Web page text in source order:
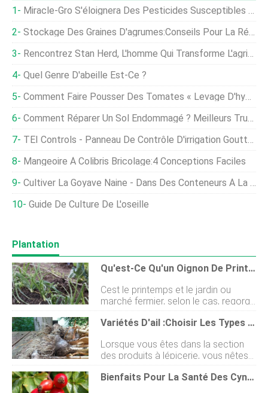
Miracle-Gro S'éloignera Des Pesticides Susceptibles De Tuer Les Abeilles
Stockage Des Graines D'agrumes:Conseils Pour La Récolte Des Graines D'agrumes
Rencontrez Stan Herd, L'homme Qui Transforme L'agriculture En Œuvres D'art Étonnantes
Quel Genre D'abeille Est-Ce ?
Comment Faire Pousser Des Tomates « Levage D'hypothèque »
Comment Réparer Un Sol Endommagé ? Meilleurs Trucs Et Astuces
TEI Controls - Panneau De Contrôle D'irrigation Goutte À Goutte Industriel
Mangeoire À Colibris Bricolage:4 Conceptions Faciles
Cultiver La Goyave Naine - Dans Des Conteneurs À La Maison
Guide De Culture De L'oseille
Plantation
Qu'est-Ce Qu'un Oignon De Printemps - Conseils Pour Faire Pousser Des Oignons De Printemps
Cest le printemps et le jardin ou
marché fermier, selon le cas, regorge
de fraîcheur, tendre, légumes
délicieux. Lun des plus polyvalents
beauté vous fera monter les larmes
aux yeux (compris ?). Alors, quest-ce
quun oignon de printemps?
Continuez votre lecture pour en
Variétés D'ail :Choisir Les Types D'ail À Cultiver Dans Votre Jardin
Lorsque vous êtes dans la section
des produits à lépicerie, vous nêtes
pas présenté avec des variétés dail
sans fin. Vous avez généralement un
Bienfaits Pour La Santé Des Cynorrhodons